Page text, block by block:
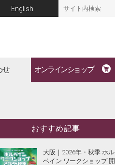
English
せ オンラインショップ
おすすめ記事
大阪｜2026年・秋季 ホル
ベイン ワークショップ 開